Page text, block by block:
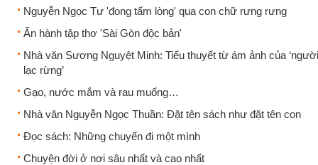
Nguyễn Ngọc Tư 'đong tấm lòng' qua con chữ rưng rưng
Ấn hành tập thơ 'Sài Gòn độc bản'
Nhà văn Sương Nguyệt Minh: Tiểu thuyết từ ám ảnh của
lạc rừng’
Gạo, nước mắm và rau muống…
Nhà văn Nguyễn Ngọc Thuần: Đặt tên sách như đặt tên con
Đọc sách: Những chuyến đi một mình
Chuyện đời ở nơi sâu nhất và cao nhất